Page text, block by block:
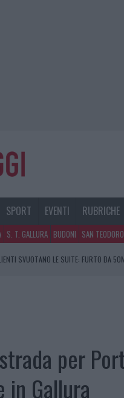
SPORT EVENTI RUBRICHE
S. T. GALLURA BUDONI SAN TEODORO
SVUOTANO LE SUITE: FURTO DA
SOLE E CALDO TORNANO
per
in Gallura